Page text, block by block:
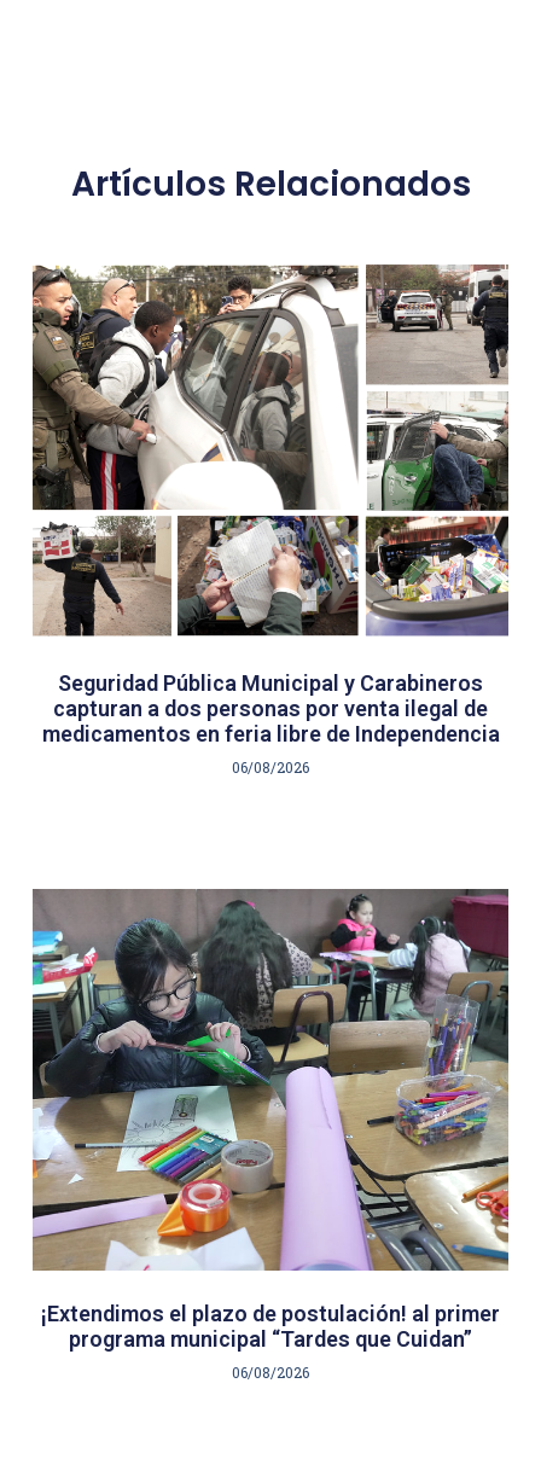
Artículos Relacionados
Seguridad Pública Municipal y Carabineros
capturan a dos personas por venta ilegal de
medicamentos en feria libre de Independencia
06/08/2026
¡Extendimos el plazo de postulación! al primer
programa municipal “Tardes que Cuidan”
06/08/2026